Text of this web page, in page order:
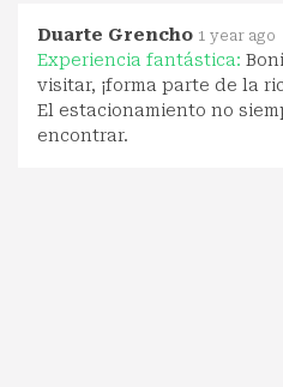
Duarte Grencho 1 year ago
Experiencia fantástica:
visitar, ¡forma parte de la
El estacionamiento no
encontrar.